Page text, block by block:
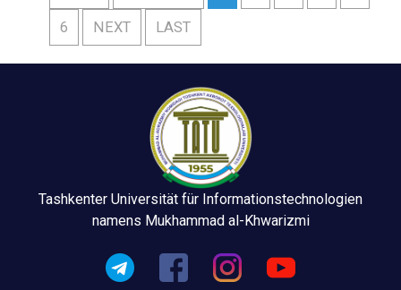
6 NEXT LAST
Tashkenter Universität für Informationstechnologien
namens Mukhammad al-Khwarizmi